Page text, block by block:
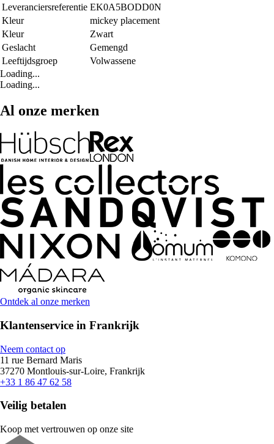
Leveranciersreferentie EK0A5BODD0N
Kleur
mickey placement
Kleur
Zwart
Geslacht
Gemengd
Leeftijdsgroep
Volwassene
Loading...
Loading...
Al onze merken
Ontdek al onze merken
Klantenservice in Frankrijk
Neem contact op
11 rue Bernard Maris
37270 Montlouis-sur-Loire, Frankrijk
+33 1 86 47 62 58
Veilig betalen
Koop met vertrouwen op onze site